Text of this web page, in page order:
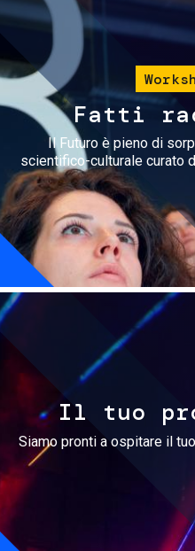
Fatti
Il Futuro è pieno di
scientifico-culturale curato
Il tuo
Siamo pronti a ospitare il